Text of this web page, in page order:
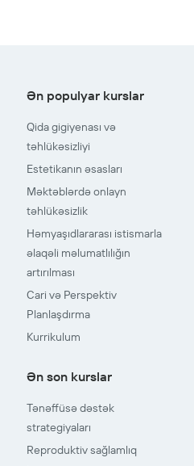
Ən populyar kurslar
Qida gigiyenası və
təhlükəsizliyi
Estetikanın əsasları
Məktəblərdə onlayn
təhlükəsizlik
Həmyaşıdlararası istismarla
əlaqəli məlumatlılığın
artırılması
Cari və Perspektiv
Planlaşdırma
Kurrikulum
Ən son kurslar
Tənəffüsə dəstək
strategiyaları
Reproduktiv sağlamlıq